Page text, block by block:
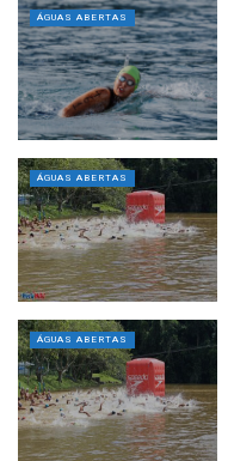
ÁGUAS ABERTAS
ÁGUAS ABERTAS
ÁGUAS ABERTAS